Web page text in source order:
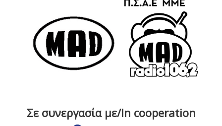
Σε συνεργασία με/In cooperation